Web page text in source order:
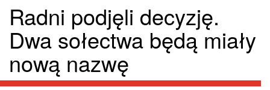
Radni podjęli decyzję.
Dwa sołectwa będą miały
nową nazwę